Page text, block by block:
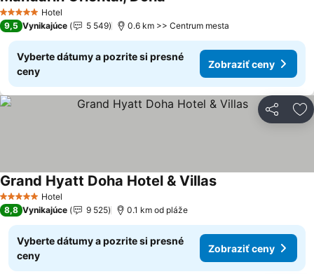
5 Počet hviezdičiek
Hotel
9,5 Vynikajúce 5 549 0.6 km >> Centrum mesta
Vyberte dátumy a pozrite si presné
ceny
Zobraziť ceny
Zdieľať
5 Počet hviezdičiek
Hotel
Grand Hyatt Doha Hotel & Villas
8,8 Vynikajúce 9 525 0.1 km od pláže
Vyberte dátumy a pozrite si presné
ceny
Zobraziť ceny